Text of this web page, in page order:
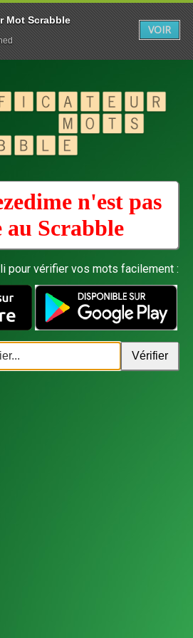
n'est pas
au Scrabble
pour vérifier vos mots facilement :
Mot Scrabble
VOIR